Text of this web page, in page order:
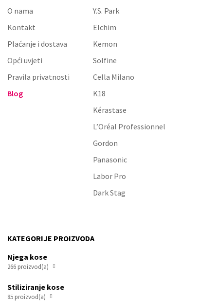
O nama
Kontakt
Plaćanje i dostava
Opći uvjeti
Pravila privatnosti
Blog
Y.S. Park
Elchim
Kemon
Solfine
Cella Milano
K18
Kérastase
L’Oréal Professionnel
Gordon
Panasonic
Labor Pro
Dark Stag
KATEGORIJE PROIZVODA
Njega kose
266 proizvod(a) 
Stiliziranje kose
85 proizvod(a) 